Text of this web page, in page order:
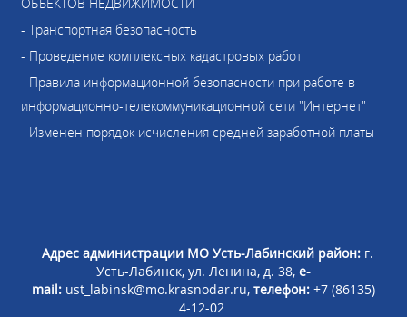
- Транспортная безопасность
- Проведение комплексных кадастровых работ
- Правила информационной безопасности при работе в
информационно-телекоммуникационной сети "Интернет"
- Изменен порядок исчисления средней заработной платы
Адрес администрации МО Усть-Лабинский район: г.
Усть-Лабинск, ул. Ленина, д. 38, e-
mail: ust_labinsk@mo.krasnodar.ru, телефон: +7 (86135)
4-12-02